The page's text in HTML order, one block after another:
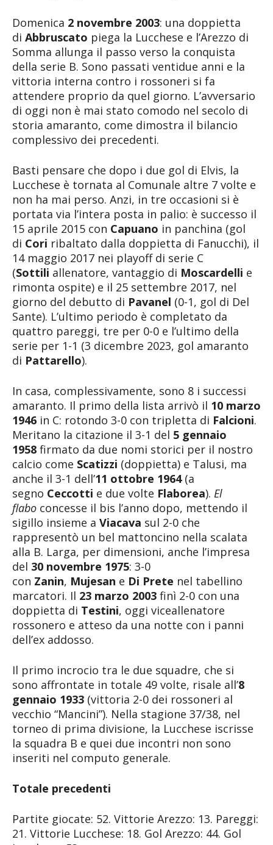
Domenica 2 novembre 2003: una doppietta
di Abbruscato piega la Lucchese e l’Arezzo di
Somma allunga il passo verso la conquista
della serie B. Sono passati ventidue anni e la
vittoria interna contro i rossoneri si fa
attendere proprio da quel giorno. L’avversario
di oggi non è mai stato comodo nel secolo di
storia amaranto, come dimostra il bilancio
complessivo dei precedenti.
Basti pensare che dopo i due gol di Elvis, la
Lucchese è tornata al Comunale altre 7 volte e
non ha mai perso. Anzi, in tre occasioni si è
portata via l’intera posta in palio: è successo il
15 aprile 2015 con Capuano in panchina (gol
di Cori ribaltato dalla doppietta di Fanucchi), il
14 maggio 2017 nei playoff di serie C
(Sottili allenatore, vantaggio di Moscardelli e
rimonta ospite) e il 25 settembre 2017, nel
giorno del debutto di Pavanel (0-1, gol di Del
Sante). L’ultimo periodo è completato da
quattro pareggi, tre per 0-0 e l’ultimo della
serie per 1-1 (3 dicembre 2023, gol amaranto
di Pattarello).
In casa, complessivamente, sono 8 i successi
amaranto. Il primo della lista arrivò il 10 marzo
1946 in C: rotondo 3-0 con tripletta di Falcioni.
Meritano la citazione il 3-1 del 5 gennaio
1958 firmato da due nomi storici per il nostro
calcio come Scatizzi (doppietta) e Talusi, ma
anche il 3-1 dell’11 ottobre 1964(a
segno Ceccotti e due volte Flaborea). El
flabo concesse il bis l’anno dopo, mettendo il
sigillo insieme a Viacava sul 2-0 che
rappresentò un bel mattoncino nella scalata
alla B. Larga, per dimensioni, anche l’impresa
del 30 novembre 1975: 3-0
con Zanin, Mujesan e Di Prete nel tabellino
marcatori. Il 23 marzo 2003 finì 2-0 con una
doppietta di Testini, oggi viceallenatore
rossonero e atteso da una notte con i panni
dell’ex addosso.
Il primo incrocio tra le due squadre, che si
sono affrontate in totale 49 volte, risale all’8
gennaio 1933 (vittoria 2-0 dei rossoneri al
vecchio “Mancini”). Nella stagione 37/38, nel
torneo di prima divisione, la Lucchese iscrisse
la squadra B e quei due incontri non sono
inseriti nel computo generale.
Totale precedenti
Partite giocate: 52. Vittorie Arezzo: 13. Pareggi:
21. Vittorie Lucchese: 18. Gol Arezzo: 44. Gol